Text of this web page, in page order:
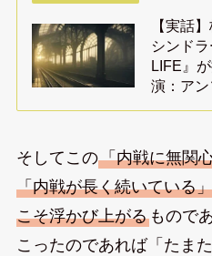
【実話
シンド
LIFE』
演：ア
そしてこの「内戦に無関
「内戦が長く続いている
こそ浮かび上がるもので
こったのであれば「たま